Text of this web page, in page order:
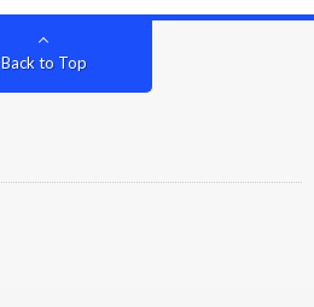
Back to Top